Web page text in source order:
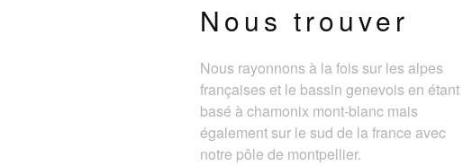
Nous trouver
Nous rayonnons à la fois sur les alpes
françaises et le bassin genevois en étant
basé à chamonix mont-blanc mais
également sur le sud de la france avec
notre pôle de montpellier.